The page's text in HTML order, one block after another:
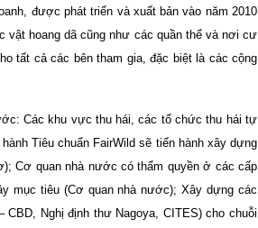
được phát triển và xuất bản vào năm 2010
vật hoang dã cũng như các quần thể và nơi cư
tất cả các bên tham gia, đặc biệt là các cộng
Các khu vực thu hái, các tổ chức thu hái tự
Tiêu chuẩn FairWild sẽ tiến hành xây dựng
Cơ quan nhà nước có thẩm quyền ở các cấp
mục tiêu (Cơ quan nhà nước); Xây dựng các
Nghị định thư Nagoya, CITES) cho chuỗi